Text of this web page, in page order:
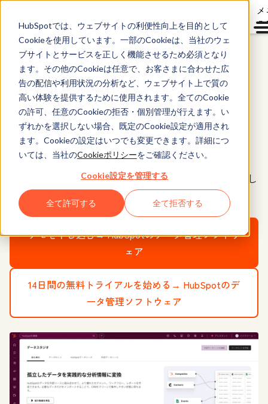
HubSpotでは、ウェブサイトの利便性向上を目的として
Cookieを使用しています。一部のCookieは、当社のウェ
ブサイトとサービスを正しく機能させるため必須となり
ます。その他のCookieは任意で、お客さまに合わせた広
告の配信や利用状況の分析など、ウェブサイト上で質の
高い体験を提供するために使用されます。全てのCookie
の許可、任意のCookieの拒否・個別管理が行えます。い
ずれかを選択しない場合、既定のCookie設定が適用され
ます。Cookieの設定はいつでも変更できます。詳細につ
いては、当社のCookieポリシーをご確認ください。
Cookie設定を管理する
全て許可する 全て拒否する
Data Hub®
データ管理ソフトウェ
ア
散在するデータを活用可能な分析情報に転換しまし
ょう。
デモを申し込む→HubSpotのデータ管理ソフトウ
ェア
14日間の無料トライアルを始める→ HubSpotのデ
ータ管理ソフトウェア